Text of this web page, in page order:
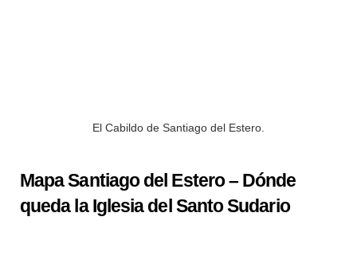
El Cabildo de Santiago del Estero.
Mapa Santiago del Estero – Dónde
queda la Iglesia del Santo Sudario